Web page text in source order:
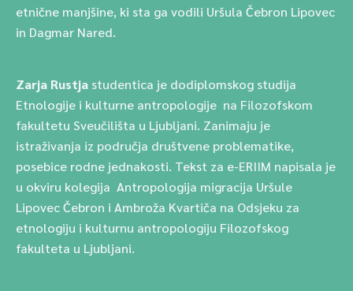
etnične manjšine, ki sta ga vodili Uršula Čebron Lipovec
in Dagmar Nared.
Zarja Rustja studentica je dodiplomskog studija
Etnologije i kulturne antropologije na Filozofskom
fakultetu Sveučilišta u Ljubljani. Zanimaju je
istraživanja iz područja društvene problematike,
posebice rodne jednakosti. Tekst za e-ERIIM napisala je
u okviru kolegija Antropologija migracija Uršule
Lipovec Čebron i Ambroža Kvartiča na Odsjeku za
etnologiju i kulturnu antropologiju Filozofskog
fakulteta u Ljubljani.